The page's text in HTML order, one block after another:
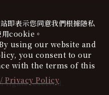
rights reserved.
即表示您同意我們根據隱私
用cookie。
using our website and
you consent to our
with the terms of this
/ Privacy Policy